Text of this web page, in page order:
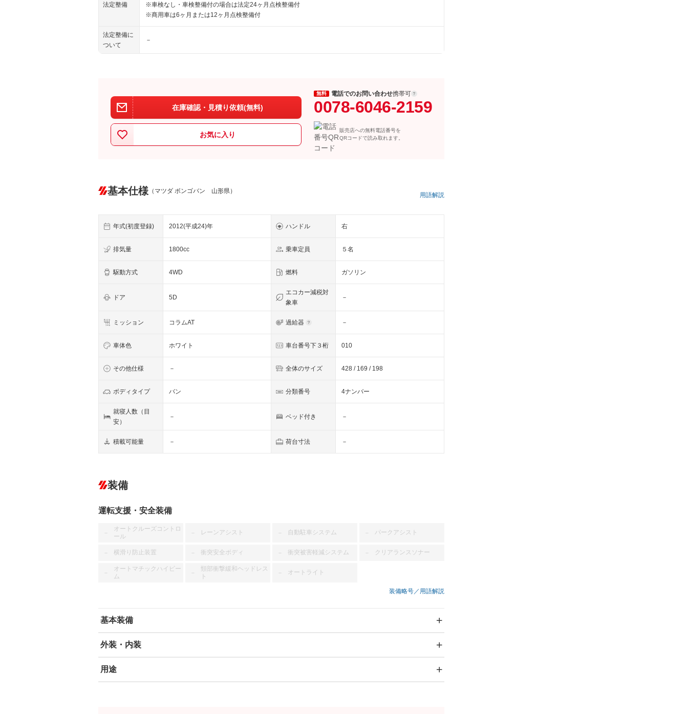
法定整備
※車検なし・車検整備付の場合は法定24ヶ月点検整備付
※商用車は6ヶ月または12ヶ月点検整備付
法定整備に
ついて
－
在庫確認・見積り依頼(無料)
お気に入り
無料 電話でのお問い合わせ携帯可
0078-6046-2159
販売店への無料電話番号を
QRコードで読み取れます。
基本仕様 （マツダ ボンゴバン 山形県）
用語解説
年式(初度登録) 2012(平成24)年 ハンドル 右
排気量 1800cc 乗車定員 ５名
駆動方式 4WD 燃料 ガソリン
ドア 5D
エコカー減税対
象車
－
ミッション コラムAT 過給器 －
車体色 ホワイト 車台番号下３桁 010
その他仕様 － 全体のサイズ 428 / 169 / 198
ボディタイプ バン 分類番号 4ナンバー
就寝人数（目
安）
－ ベッド付き －
積載可能量 － 荷台寸法 －
装備
運転支援・安全装備
－
オートクルーズコントロ
ール
－ レーンアシスト － 自動駐車システム － パークアシスト
－ 横滑り防止装置 － 衝突安全ボディ － 衝突被害軽減システム － クリアランスソナー
－
オートマチックハイビー
ム
－
頸部衝撃緩和ヘッドレス
ト
－ オートライト
装備略号／用語解説
基本装備
エアバッグ：運転席/助手席
ABS
外装・内装
－ カーナビ
用途